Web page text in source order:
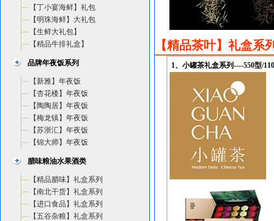
【丁小宴海鲜】礼包
【明珠海鲜】大礼包
【生鲜大礼包】
【精品牛排礼盒】
品牌年夜饭系列
【新雅】年夜饭
【杏花楼】年夜饭
【陶陶居】年夜饭
【梅龙镇】年夜饭
【苏浙汇】年夜饭
【锦大师】年夜饭
腊味粮油水果酒类
【精品腊味】礼盒系列
【南北干货】礼盒系列
【进口食品】礼盒系列
【五谷杂粮】礼盒系列
【精品茶叶】礼盒系
1、小罐茶礼盒系列----550型/